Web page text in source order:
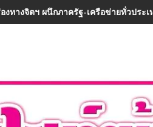
งทางจิตฯ ผนึกภาครัฐ-เครือข่ายทั่วประ